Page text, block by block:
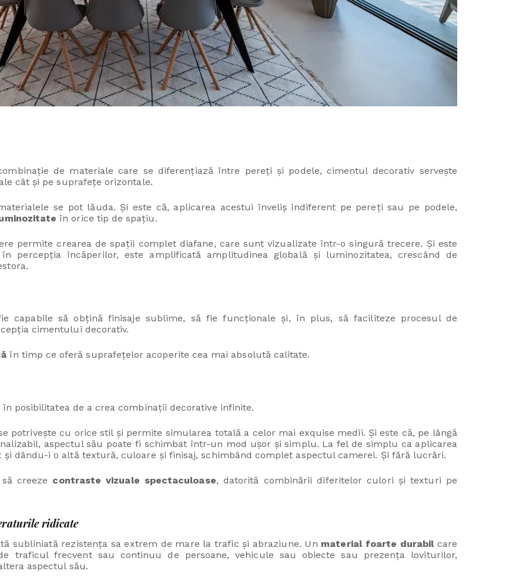
de materiale care se diferențiază între pereți și podele, cimentul decorativ servește
cât și pe suprafețe orizontale.
se pot lăuda. Și este că, aplicarea acestui înveliș indiferent pe pereți sau pe podele,
în orice tip de spațiu.
permite crearea de spații complet diafane, care sunt vizualizate într-o singură trecere. Și este
percepția încăperilor, este amplificată amplitudinea globală și luminozitatea, crescând de
capabile să obțină finisaje sublime, să fie funcționale și, în plus, să faciliteze procesul de
cimentului decorativ.
în timp ce oferă suprafețelor acoperite cea mai absolută calitate.
posibilitatea de a crea combinații decorative infinite.
potrivește cu orice stil și permite simularea totală a celor mai exquise medii. Și este că, pe lângă
aspectul său poate fi schimbat într-un mod ușor și simplu. La fel de simplu ca aplicarea
dându-i o altă textură, culoare și finisaj, schimbând complet aspectul camerei. Și fără lucrări.
creeze contraste vizuale spectaculoase, datorită combinării diferitelor culori și texturi pe
ridicate
subliniată rezistența sa extrem de mare la trafic și abraziune. Un material foarte durabilcare
traficul frecvent sau continuu de persoane, vehicule sau obiecte sau prezența loviturilor,
aspectul său.